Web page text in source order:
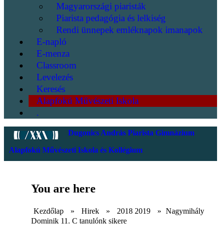
Magyarországi piaristák
Piarista pedagógia és lelkiség
Rendi ünnepek emléknapok imanapok
E-napló
E-menza
Classroom
Levelezés
Keresés
Alapfokú Művészeti Iskola
.
Dugonics András Piarista Gimnázium
Alapfokú Művészeti Iskola és Kollégium
You are here
Kezdőlap » Hirek » 2018 2019 » Nagymihály
Dominik 11. C tanulónk sikere